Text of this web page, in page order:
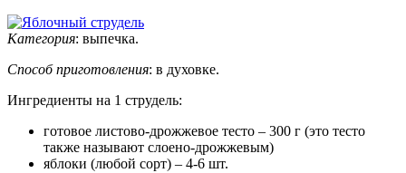
Категория: выпечка.
Способ приготовления: в духовке.
Ингредиенты на 1 струдель:
готовое листово-дрожжевое тесто – 300 г (это тесто
также называют слоено-дрожжевым)
яблоки (любой сорт) – 4-6 шт.